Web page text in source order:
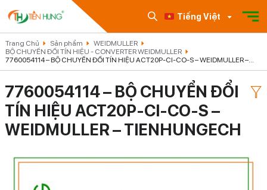
Tiếng Việt
Trang Chủ Sản phẩm
WEIDMULLER
BỘ CHUYỂN ĐỔI TÍN HIỆU - CONVERTER WEIDMULLER
7760054114 – BỘ CHUYỂN ĐỔI TÍN HIỆU ACT20P-CI-CO-S – WEIDMULLER –
TIENHUNGECH
7760054114 – BỘ CHUYỂN ĐỔI
TÍN HIỆU ACT20P-CI-CO-S –
WEIDMULLER – TIENHUNGECH